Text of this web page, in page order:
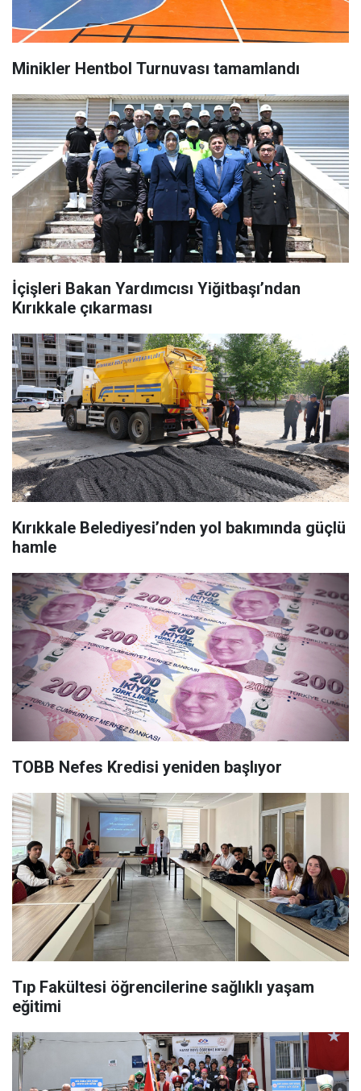
Minikler Hentbol Turnuvası tamamlandı
İçişleri Bakan Yardımcısı Yiğitbaşı’ndan
Kırıkkale çıkarması
Kırıkkale Belediyesi’nden yol bakımında güçlü
hamle
TOBB Nefes Kredisi yeniden başlıyor
Tıp Fakültesi öğrencilerine sağlıklı yaşam
eğitimi